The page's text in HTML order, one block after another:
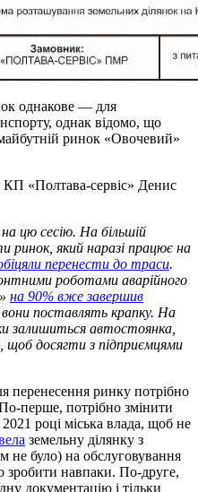
однакове — для
однак відомо, що
ринок «Овочевий»
«Полтава-сервіс» Денис
цю сесію. На більшій
ринок, який наразі працює на
перенести до траси.
роботами аварійного
на 90% вже завершив
вони поставлять крапку. На
залишиться автостоянка,
досягти з підприємцями
перенесення ринку потрібно
перше, потрібно змінити
році міська влада, щоб не
земельну ділянку з
не було) на обслуговування
зробити навпаки. По-друге,
документацію і тільки